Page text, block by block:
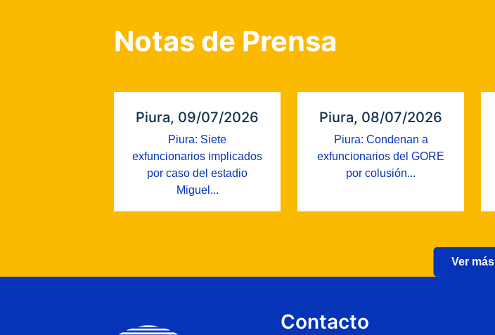
Notas de Prensa
Piura, 09/07/2026
Piura: Siete
exfuncionarios implicados
por caso del estadio
Miguel...
Piura, 08/07/2026
Piura: Condenan a
exfuncionarios del GORE
por colusión...
Ver más
Contacto